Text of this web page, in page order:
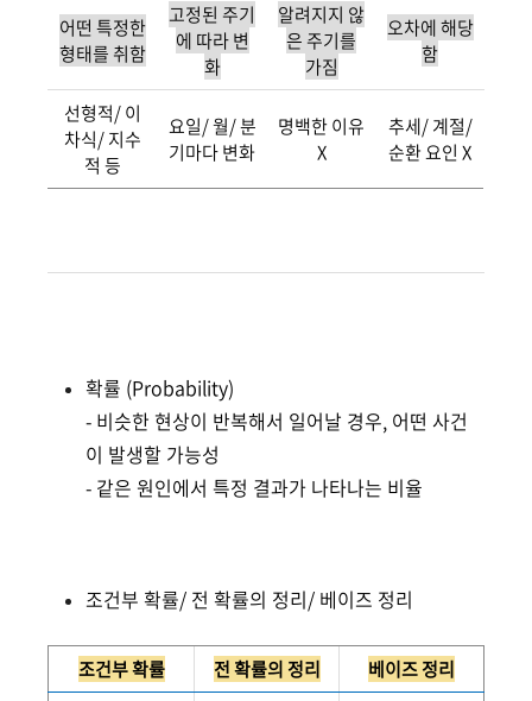
어떤 특정한
형태를 취함
고정된 주기
에 따라 변
화
알려지지 않
은 주기를
가짐
오차에 해당
함
선형적/ 이
차식/ 지수
적 등
요일/ 월/ 분
기마다 변화
명백한 이유
X
추세/ 계절/
순환 요인 X
확률 (Probability)
- 비슷한 현상이 반복해서 일어날 경우, 어떤 사건
이 발생할 가능성
- 같은 원인에서 특정 결과가 나타나는 비율
조건부 확률/ 전 확률의 정리/ 베이즈 정리
조건부 확률 전 확률의 정리 베이즈 정리